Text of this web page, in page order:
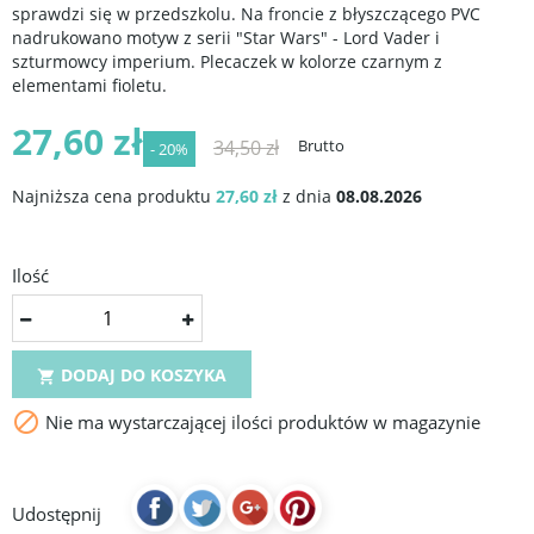
sprawdzi się w przedszkolu. Na froncie z błyszczącego PVC
nadrukowano motyw z serii "Star Wars" - Lord Vader i
szturmowcy imperium. Plecaczek w kolorze czarnym z
elementami fioletu.
27,60 zł - 20% 34,50 zł Brutto
Najniższa cena produktu 27,60 zł z dnia 08.08.2026
Ilość
 DODAJ DO KOSZYKA
 Nie ma wystarczającej ilości produktów w magazynie
Udostępnij